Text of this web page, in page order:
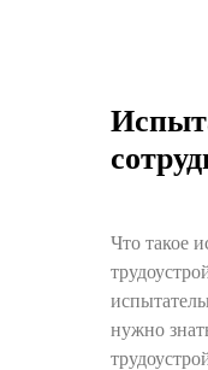
Что такое
нужно